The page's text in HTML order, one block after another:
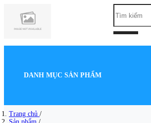
DANH MỤC SẢN PHẨM
Trang chủ /